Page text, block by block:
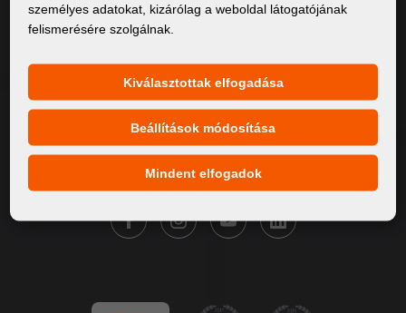
Termékek
Márkáink
Kapcsolat
KÖVESSE A FORTUNA DIGITAL GROUP
személyes adatokat, kizárólag a weboldal látogatójának
felismerésére szolgálnak.
Kiválasztottak elfogadása
Beállítások módosítása
Mindent elfogadok